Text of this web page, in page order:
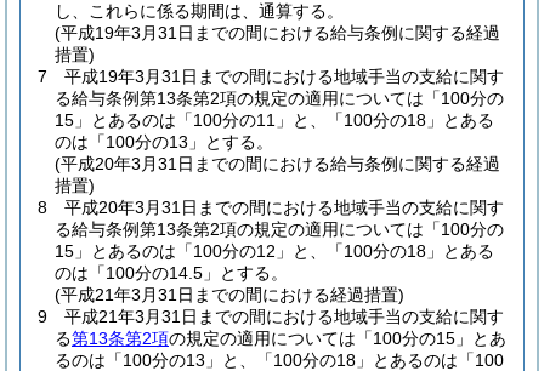
し、これらに係る期間は、通算する。
(平成19年3月31日までの間における給与条例に関する経過
措置)
7
平成19年3月31日までの間における地域手当の支給に関す
る給与条例第13条第2項の規定の適用については「100分の
15」とあるのは「100分の11」と、「100分の18」とある
のは「100分の13」とする。
(平成20年3月31日までの間における給与条例に関する経過
措置)
8
平成20年3月31日までの間における地域手当の支給に関す
る給与条例第13条第2項の規定の適用については「100分の
15」とあるのは「100分の12」と、「100分の18」とある
のは「100分の14.5」とする。
(平成21年3月31日までの間における経過措置)
9
平成21年3月31日までの間における地域手当の支給に関す
る第13条第2項の規定の適用については「100分の15」とあ
るのは「100分の13」と、「100分の18」とあるのは「100